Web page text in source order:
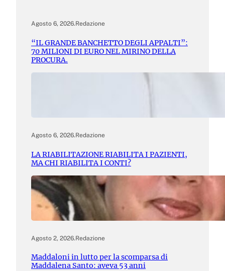
Agosto 6, 2026.Redazione
“IL GRANDE BANCHETTO DEGLI APPALTI”:
70 MILIONI DI EURO NEL MIRINO DELLA
PROCURA.
Agosto 6, 2026.Redazione
LA RIABILITAZIONE RIABILITA I PAZIENTI,
MA CHI RIABILITA I CONTI?
Agosto 2, 2026.Redazione
Maddaloni in lutto per la scomparsa di
Maddalena Santo: aveva 53 anni